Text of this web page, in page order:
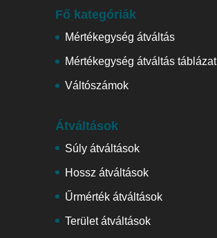
Fő kategóriák
Mértékegység átváltás
Mértékegység átváltás táblázat
Váltószámok
Átváltások
Súly átváltások
Hossz átváltások
Űrmérték átváltások
Terület átváltások